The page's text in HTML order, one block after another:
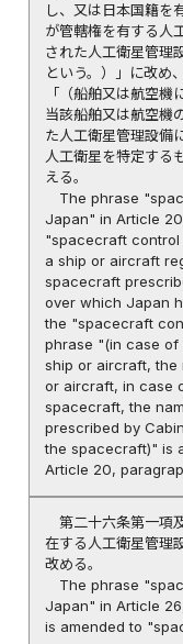
し、又は日本国籍を
が管轄権を有する人
された人工衛星管理
という。）」に改め
「（船舶又は航空
当該船舶又は航空機
た人工衛星管理設備
人工衛星を特定する
える。
The phrase
Japan" in Article
"spacecraft
a ship or aircraft
spacecraft
over which Japan
the "spacecraft
phrase "(in case
ship or aircraft, the
or aircraft, in case
spacecraft, the
prescribed by
the spacecraft)" is
Article 20,
第二十六条第一項
在する人工衛星管理
改める。
The phrase
Japan" in Article
is amended to